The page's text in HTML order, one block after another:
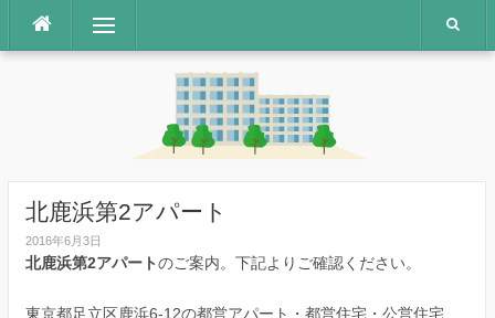
テ
メニュー
北鹿浜第2アパート
2016年6月3日
北鹿浜第2アパートのご案内。下記よりご確認ください。
東京都足立区鹿浜6-12の都営アパート・都営住宅・公営住宅